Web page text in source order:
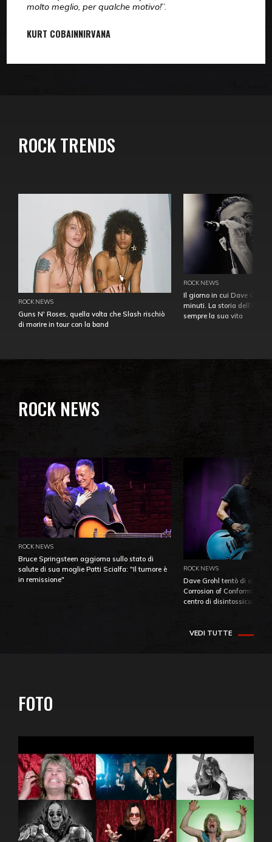
molto meglio, per qualche motivo!”.
KURT COBAINNIRVANA
ROCK TRENDS
ROCK NEWS
Guns N' Roses, quella volta che Slash rischiò
di morire in tour con la band
ROCK NEWS
Il giorno in cui Dave
minuti. La storia
sempre la sua vita
ROCK NEWS
ROCK NEWS
Bruce Springsteen aggiorna sullo stato di
salute di sua moglie Patti Scialfa: "Il tumore è
in remissione"
ROCK NEWS
Dave Grohl tentò di
Corrosion of Conformity
centro di
VEDI TUTTE
FOTO